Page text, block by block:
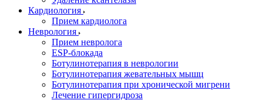
Кардиология
Прием кардиолога
Неврология
Прием невролога
ESP-блокада
Ботулинотерапия в неврологии
Ботулинотерапия жевательных мышц
Ботулинотерапия при хронической мигрени
Лечение гипергидроза